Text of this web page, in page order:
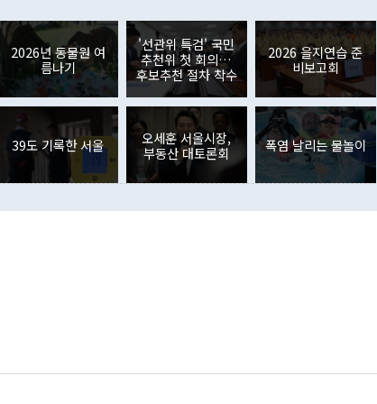
블라디보스토크에서 열리는 '동방경제포럼(EEF)'을 언급하
에서 (참석을) 검토하고 있다"고 발언한 데 대해서도 조 장관
교부의 몫"이라며 "아직 거기까지 진도가 나가지 않았다"고
관이 이날 소개한 대북 구상과 설명은 정부 내 조율을 거치지
에서 문제가 있다. 특히 주적 표현 대체와 국호 사용, 9·19 군
4자회담 추진 등은 통일부 장관이 결정할 사안이 아니어서 월
이 나오고 있다. 이 대통령은 정 장관의 업무보고를 듣고 난
보고에 발표했다고 승인난 건 아니다"라고 재차 확인했다. 정
통은 "정 장관의 발언 내용은 대부분 국가안전보장회의(NSC)
된 사안이 아닌 정 장관의 개인적 생각에 가깝다"며 "안보 관
이 정부의 공식 정책이 아닌 사안을 추진하겠다고 업무보고를
면전에서 '국군통수권자가 나서야 한다'고 주장한 것은 심각
북한에 선비핵화를 공식적으로 요구한 적이 없기 때문이다. 지
(369억9000만달러)을 넘어선 것이다. 직접투자에서는 내국
가 80억1000만달러, 외국인의 국내투자가 46억3000만달러
. 증권투자에서는 외국인의 국내 주식 매도세가 이어졌다. 외
주식 투자는 차익실현 매도 등의 영향으로 316억1000만달러
(-310억5000만달러)에 이어 역대 최대 순매도 기록을 다시
국인의 국내 채권투자는 세계국채지수(WGBI) 자금 유입에도
도래 영향으로 증가 폭이 줄어든 52억9000만달러를 기록했
해외 증권투자는 주식을 중심으로 35억6000만달러 증가했
2026년 동물원 여
름나기
'선관위 특검' 국민
추천위 첫 회의…
후보추천 절차 착수
2026 을지연습 준
비보고회
39도 기록한 서울
오세훈 서울시장,
부동산 대토론회
폭염 날리는 물놀이